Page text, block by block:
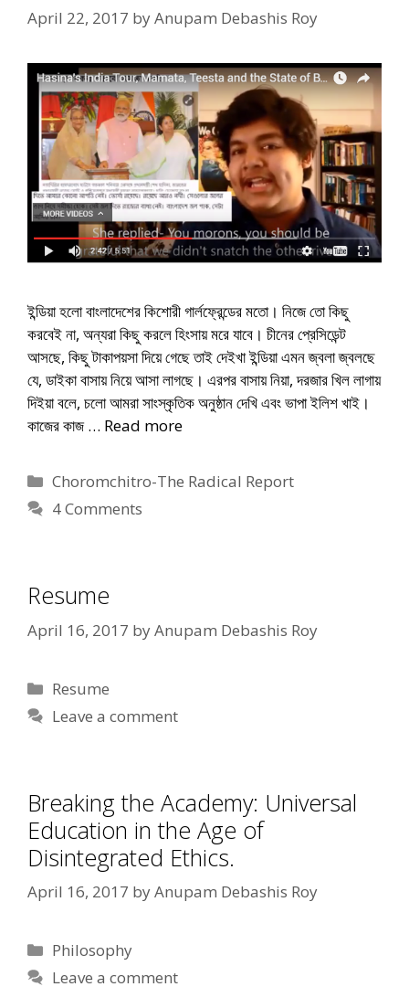
April 22, 2017 byAnupam Debashis Roy
ইন্ডিয়া হলো বাংলাদেশের কিশোরী গার্লফ্রেন্ডের মতো। নিজে তো কিছু
করবেই না, অন্যরা কিছু করলে হিংসায় মরে যাবে। চীনের প্রেসিডেন্ট
আসছে, কিছু টাকাপয়সা দিয়ে গেছে তাই দেইখা ইন্ডিয়া এমন জ্বলা জ্বলছে
যে, ডাইকা বাসায় নিয়ে আসা লাগছে। এরপর বাসায় নিয়া, দরজার খিল লাগায়
দিইয়া বলে, চলো আমরা সাংস্কৃতিক অনুষ্ঠান দেখি এবং ভাপা ইলিশ খাই।
কাজের কাজ … Read more
Categories
Choromchitro-The Radical Report
4 Comments
Resume
April 16, 2017 byAnupam Debashis Roy
Categories
Resume
Leave a comment
Breaking the Academy: Universal
Education in the Age of
Disintegrated Ethics.
April 16, 2017 byAnupam Debashis Roy
Categories
Philosophy
Leave a comment